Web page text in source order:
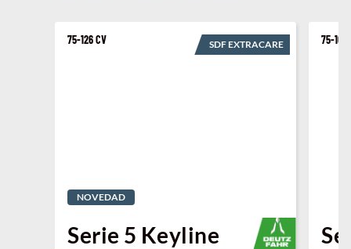
75-126 CV
NOVEDAD
SDF EXTRACARE
Serie 5 Keyline
75-106